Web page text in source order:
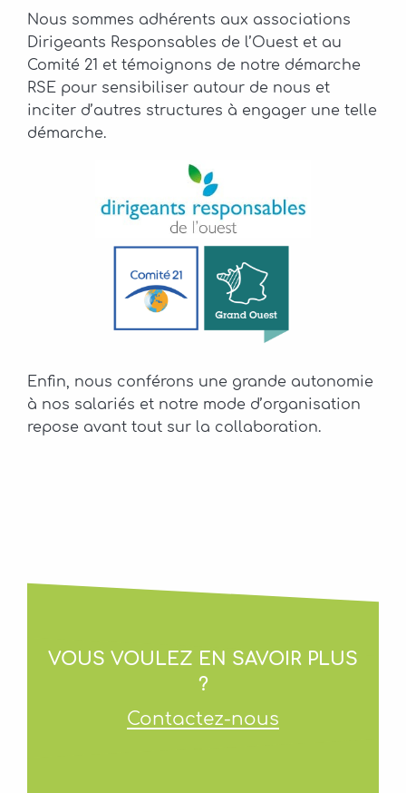
VOUS VOULEZ EN SAVOIR PLUS
?
Contactez-nous
Nous sommes adhérents aux associations
Dirigeants Responsables de l’Ouest et au
Comité 21 et témoignons de notre démarche
RSE pour sensibiliser autour de nous et
inciter d’autres structures à engager une telle
démarche.
Enfin, nous conférons une grande autonomie
à nos salariés et notre mode d’organisation
repose avant tout sur la collaboration.